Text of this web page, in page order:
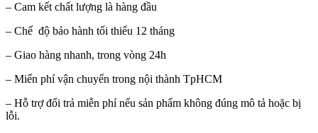
– Cam kết chất lượng là hàng đầu
– Chế độ bảo hành tối thiểu 12 tháng
– Giao hàng nhanh, trong vòng 24h
– Miển phí vận chuyển trong nội thành TpHCM
– Hỗ trợ đổi trả miễn phí nếu sản phẩm không đúng mô tả hoặc bị
lỗi.